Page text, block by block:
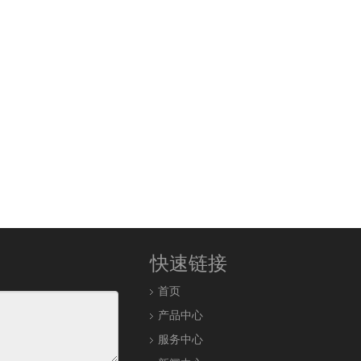
快速链接
首页
产品中心
服务中心